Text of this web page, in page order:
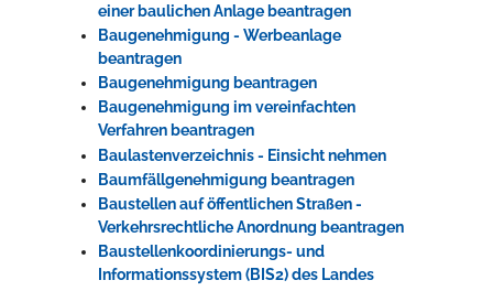
einer baulichen Anlage beantragen
Baugenehmigung - Werbeanlage
beantragen
Baugenehmigung beantragen
Baugenehmigung im vereinfachten
Verfahren beantragen
Baulastenverzeichnis - Einsicht nehmen
Baumfällgenehmigung beantragen
Baustellen auf öffentlichen Straßen -
Verkehrsrechtliche Anordnung beantragen
Baustellenkoordinierungs- und
Informationssystem (BIS2) des Landes